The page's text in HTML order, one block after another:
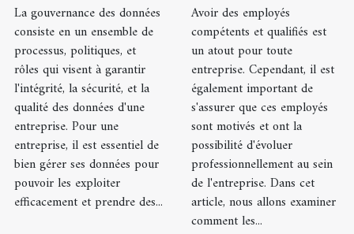
La gouvernance des données
consiste en un ensemble de
processus, politiques, et
rôles qui visent à garantir
l'intégrité, la sécurité, et la
qualité des données d'une
entreprise. Pour une
entreprise, il est essentiel de
bien gérer ses données pour
pouvoir les exploiter
efficacement et prendre des...
Avoir des employés
compétents et qualifiés est
un atout pour toute
entreprise. Cependant, il est
également important de
s'assurer que ces employés
sont motivés et ont la
possibilité d'évoluer
professionnellement au sein
de l'entreprise. Dans cet
article, nous allons examiner
comment les...